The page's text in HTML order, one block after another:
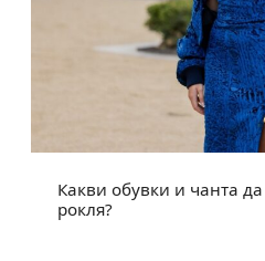
Какви обувки и чанта
рокля?